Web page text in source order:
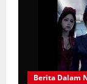
Berita Dalam